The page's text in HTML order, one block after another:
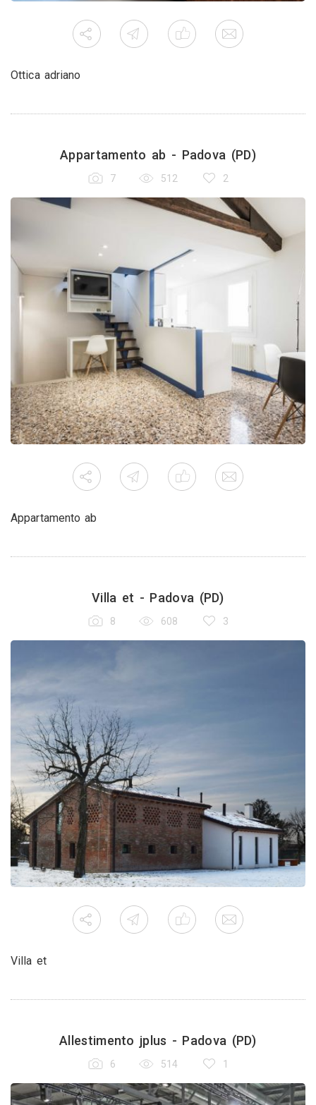
Ottica adriano
Appartamento ab - Padova (PD)
7 512 2
Appartamento ab
Villa et - Padova (PD)
8 608 3
Villa et
Allestimento jplus - Padova (PD)
6 514 1